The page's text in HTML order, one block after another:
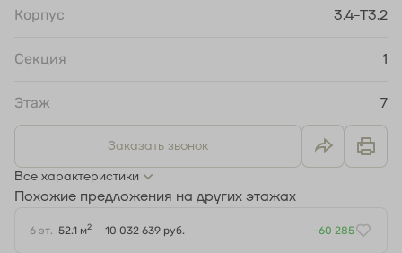
Корпус 3.4-Т3.2
Секция 1
Этаж 7
Заказать звонок
Все характеристики
Похожие предложения на других этажах
6 эт. 52.1 м2 10 032 639 руб. -60 285